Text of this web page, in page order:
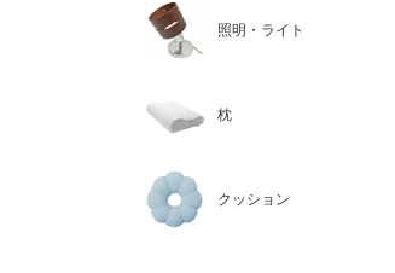
照明・ライト
枕
クッション